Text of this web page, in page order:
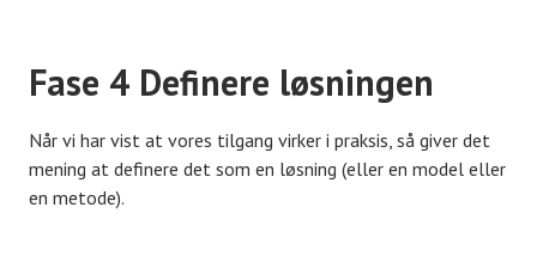
Fase 4 Definere løsningen
Når vi har vist at vores tilgang virker i praksis, så giver det
mening at definere det som en løsning (eller en model eller
en metode).